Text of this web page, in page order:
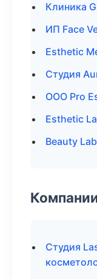
Клиника
ИП Face
Esthetic
Студия
ООО Pro
Esthetic
Beauty
Студия